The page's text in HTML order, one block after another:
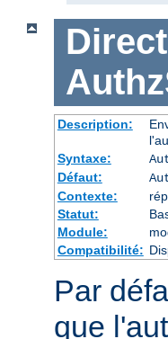
Description:
Syntaxe:
Défaut:
Contexte:
Statut:
Module:
Compatibilité:
Par
que